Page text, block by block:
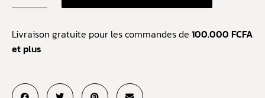
Livraison gratuite pour les commandes de 100.000 FCFA
et plus